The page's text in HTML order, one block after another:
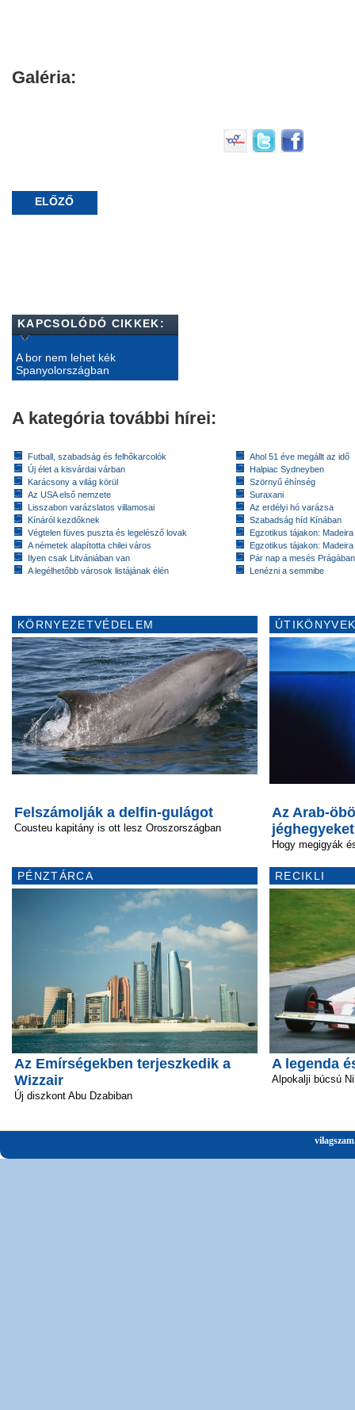
Galéria:
ELŐZŐ
KAPCSOLÓDÓ CIKKEK:
A bor nem lehet kék
Spanyolországban
A kategória további hírei:
Futball, szabadság és felhőkarcolók
Új élet a kisvárdai várban
Karácsony a világ körül
Az USA első nemzete
Lisszabon varázslatos villamosai
Kínáról kezdőknek
Végtelen füves puszta és legelésző lovak
A németek alapította chilei város
Ilyen csak Litvániában van
A legélhetőbb városok listájának élén
Ahol 51 éve megállt az idő
Halpiac Sydneyben
Szörnyű éhínség
Suraxani
Az erdélyi hó varázsa
Szabadság híd Kínában
Egzotikus tájakon:
Egzotikus tájakon:
Pár nap a mesés Prágában
Lenézni a semmibe
KÖRNYEZETVÉDELEM
Felszámolják a delfin-gulágot
Cousteu kapitány is ott lesz Oroszországban
PÉNZTÁRCA
Az Emírségekben terjeszkedik a
Wizzair
Új diszkont Abu Dzabiban
Az Arab-
jéghegyeket
Hogy megigyák
RECIKLI
A legenda
Alpokalji búcsú